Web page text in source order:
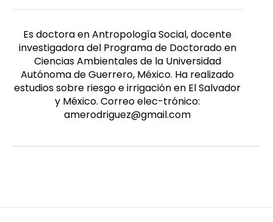
Femenino
Es doctora en Antropología Social, docente
investigadora del Programa de Doctorado en
Ciencias Ambientales de la Universidad
Autónoma de Guerrero, México. Ha realizado
estudios sobre riesgo e irrigación en El Salvador
y México. Correo elec-trónico:
amerodriguez@gmail.com